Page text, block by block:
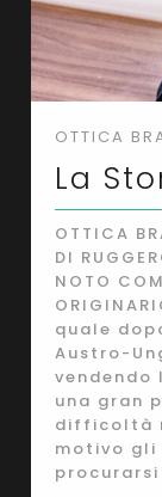
OTTICA
La
OTTICA
DI
NOTO
quale
Austro-
vendendo
una gran
difficoltà
motivo gli